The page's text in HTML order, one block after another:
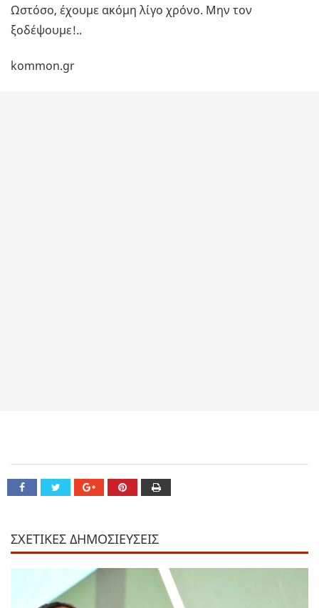
Ωστόσο, έχουμε ακόμη λίγο χρόνο. Μην τον
ξοδέψουμε!..
kommon.gr
ΣΧΕΤΙΚΕΣ ΔΗΜΟΣΙΕΥΣΕΙΣ